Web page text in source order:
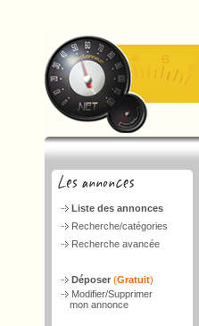
Liste des annonces
Recherche/catégories
Recherche avancée
Déposer (Gratuit)
Modifier/Supprimer
mon annonce